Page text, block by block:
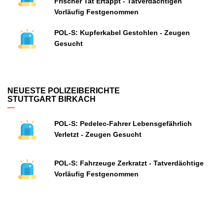
Vorläufig Festgenommen
POL-S: Kupferkabel Gestohlen - Zeugen
Gesucht
NEUESTE POLIZEIBERICHTE
STUTTGART BIRKACH
POL-S: Pedelec-Fahrer Lebensgefährlich
Verletzt - Zeugen Gesucht
POL-S: Fahrzeuge Zerkratzt - Tatverdächtige
Vorläufig Festgenommen